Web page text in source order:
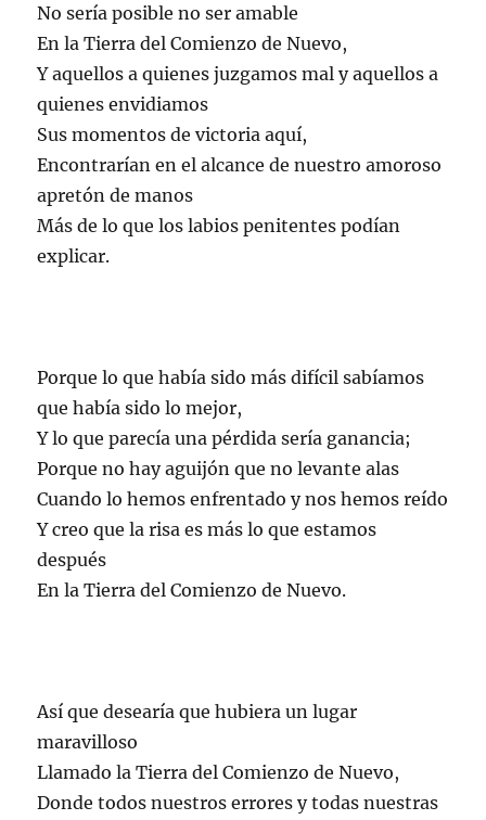
No sería posible no ser amable
En la Tierra del Comienzo de Nuevo,
Y aquellos a quienes juzgamos mal y aquellos a
quienes envidiamos
Sus momentos de victoria aquí,
Encontrarían en el alcance de nuestro amoroso
apretón de manos
Más de lo que los labios penitentes podían
explicar.
Porque lo que había sido más difícil sabíamos
que había sido lo mejor,
Y lo que parecía una pérdida sería ganancia;
Porque no hay aguijón que no levante alas
Cuando lo hemos enfrentado y nos hemos reído
Y creo que la risa es más lo que estamos
después
En la Tierra del Comienzo de Nuevo.
Así que desearía que hubiera un lugar
maravilloso
Llamado la Tierra del Comienzo de Nuevo,
Donde todos nuestros errores y todas nuestras